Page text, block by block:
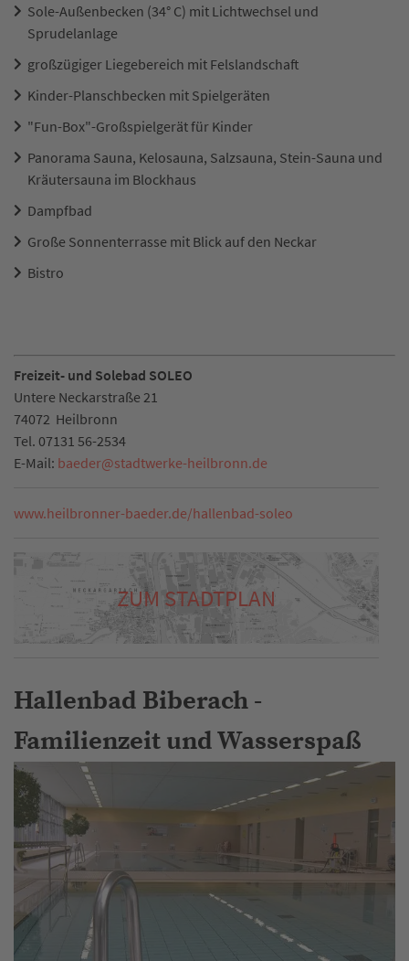
Sole-Außenbecken (34° C) mit Lichtwechsel und
Sprudelanlage
großzügiger Liegebereich mit Felslandschaft
Kinder-Planschbecken mit Spielgeräten
"Fun-Box"-Großspielgerät für Kinder
Panorama Sauna, Kelosauna, Salzsauna, Stein-Sauna und
Kräutersauna im Blockhaus
Dampfbad
Große Sonnenterrasse mit Blick auf den Neckar
Bistro
Freizeit- und Solebad SOLEO
Untere Neckarstraße 21
74072 Heilbronn
Tel. 07131 56-2534
E-Mail: baeder@stadtwerke-heilbronn.de
www.heilbronner-baeder.de/hallenbad-soleo
ZUM STADTPLAN
Hallenbad Biberach -
Familienzeit und Wasserspaß